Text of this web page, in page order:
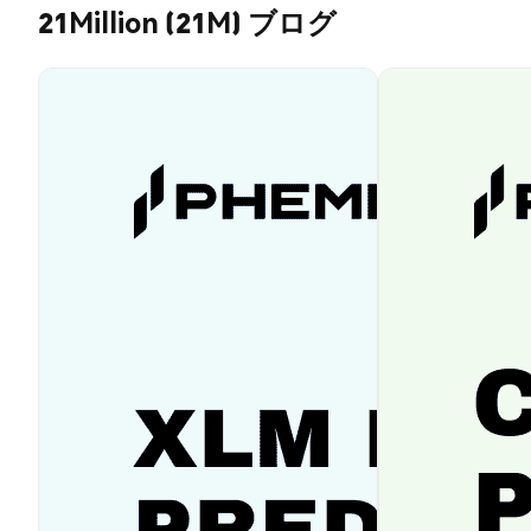
21Million (21M) ブログ